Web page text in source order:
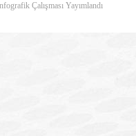
Çalışması Yayımlandı